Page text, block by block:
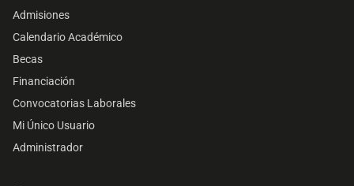
Admisiones
Calendario Académico
Becas
Financiación
Convocatorias Laborales
Mi Único Usuario
Administrador